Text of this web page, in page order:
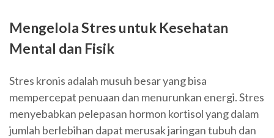
Mengelola Stres untuk Kesehatan
Mental dan Fisik
Stres kronis adalah musuh besar yang bisa
mempercepat penuaan dan menurunkan energi. Stres
menyebabkan pelepasan hormon kortisol yang dalam
jumlah berlebihan dapat merusak jaringan tubuh dan